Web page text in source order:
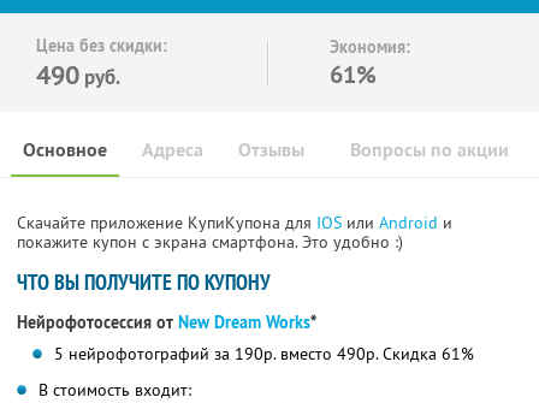
Цена без скидки:
490 руб.
Экономия:
61%
Основное Отзывы Вопросы по акции
Адреса
Скачайте приложение КупиКупона для IOS или Android и
покажите купон с экрана смартфона. Это удобно :)
ЧТО ВЫ ПОЛУЧИТЕ ПО КУПОНУ
Нейрофотосессия от New Dream Works*
5 нейрофотографий за 190р. вместо 490р. Скидка 61%
В стоимость входит: